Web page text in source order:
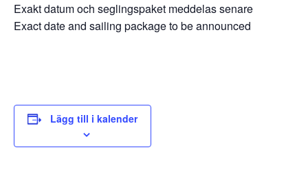
Exakt datum och seglingspaket meddelas senare
Exact date and sailing package to be announced
Lägg till i kalender